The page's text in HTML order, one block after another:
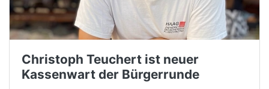
Christoph Teuchert ist neuer
Kassenwart der Bürgerrunde